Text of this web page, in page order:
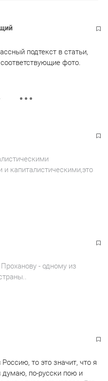
подтекст в статьи,
фото.
капиталистическими,это
- одному из
то это значит, что я
по-русски пою и